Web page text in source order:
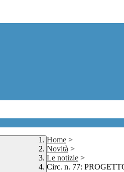
Home >
Novità >
Le notizie >
Circ. n. 77: